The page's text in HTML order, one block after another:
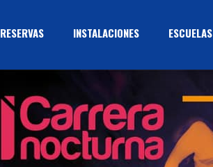
RESERVAS INSTALACIONES ESCUELAS